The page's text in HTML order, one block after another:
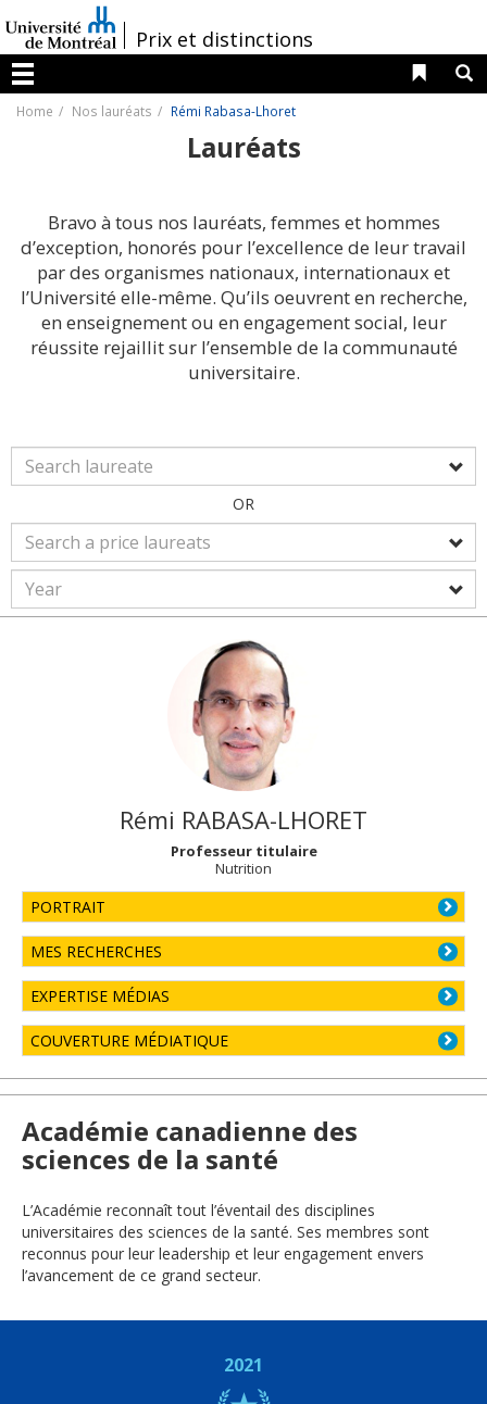
au
contenu
/Prix et distinctions
Menu
Liens
Home Nos lauréats Rémi Rabasa-Lhoret
Lauréats
Bravo à tous nos lauréats, femmes et hommes
d’exception, honorés pour l’excellence de leur travail
par des organismes nationaux, internationaux et
l’Université elle-même. Qu’ils oeuvrent en recherche,
en enseignement ou en engagement social, leur
réussite rejaillit sur l’ensemble de la communauté
universitaire.
OR
Rémi RABASA-LHORET
Professeur titulaire
Nutrition
PORTRAIT
MES RECHERCHES
EXPERTISE MÉDIAS
COUVERTURE MÉDIATIQUE
Académie canadienne des
sciences de la santé
L’Académie reconnaît tout l’éventail des disciplines
universitaires des sciences de la santé. Ses membres sont
reconnus pour leur leadership et leur engagement envers
l’avancement de ce grand secteur.
2021